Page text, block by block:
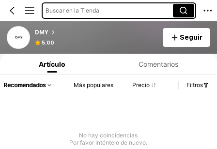
Buscar en la Tienda
DMY
5.00
Seguir
Artículo Comentarios
Recomendados Más populares Precio Filtros
No hay coincidencias
Por favor inténtelo de nuevo.